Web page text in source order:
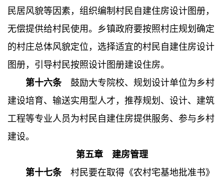
民居风貌等因素，组织编制村民自建住房设计图册，
无偿提供给村民使用。乡镇政府要按照村庄规划确定
的村庄总体风貌定位，选择适宜的村民自建住房设计
图册，引导村民按照设计图册建设住房。
第十六条鼓励大专院校、规划设计单位为乡村
建设培育、输送实用型人才，推荐规划、设计、建筑
工程等专业人员为村民自建住房提供服务、参与乡村
建设。
第五章 建房管理
第十七条村民要在取得《农村宅基地批准书》